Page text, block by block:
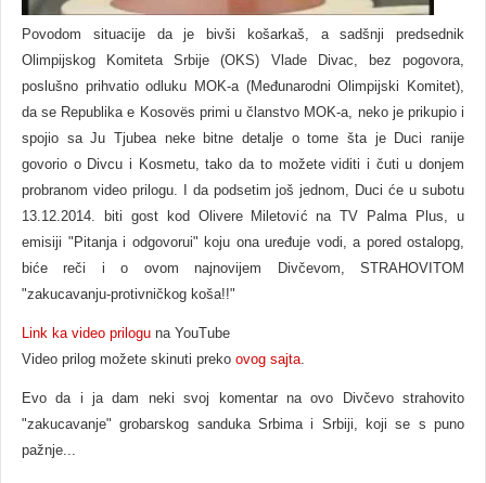
Povodom situacije da je bivši košarkaš, a sadšnji predsednik
Olimpijskog Komiteta Srbije (OKS) Vlade Divac, bez pogovora,
poslušno prihvatio odluku MOK-a (Međunarodni Olimpijski Komitet),
da se Republika e Kosovës primi u članstvo MOK-a, neko je prikupio i
spojio sa Ju Tjubea neke bitne detalјe o tome šta je Duci ranije
govorio o Divcu i Kosmetu, tako da to možete viditi i čuti u donjem
probranom video prilogu. I da podsetim još jednom, Duci će u subotu
13.12.2014. biti gost kod Olivere Miletović na TV Palma Plus, u
emisiji "Pitanja i odgovorui" koju ona uređuje vodi, a pored ostalopg,
biće reči i o ovom najnovijem Divčevom, STRAHOVITOM
"zakucavanju-protivničkog koša!!"
Link ka video prilogu na YouTube
Video prilog možete skinuti preko ovog sajta
Evo da i ja dam neki svoj komentar na ovo Divčevo strahovito
"zakucavanje" grobarskog sanduka Srbima i Srbiji, koji se s puno
pažnje...